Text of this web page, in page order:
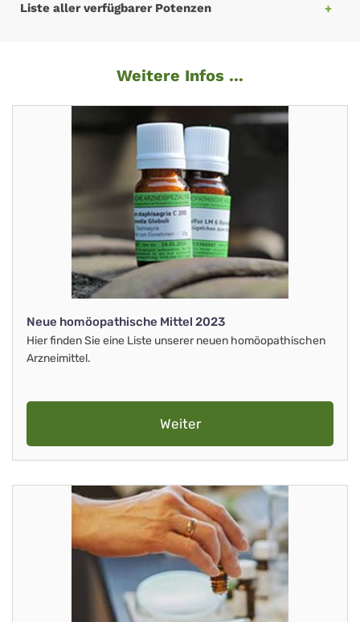
Liste aller verfügbarer Potenzen
Weitere Infos ...
Neue homöopathische Mittel 2023
Hier finden Sie eine Liste unserer neuen homöopathischen
Arzneimittel.
Weiter